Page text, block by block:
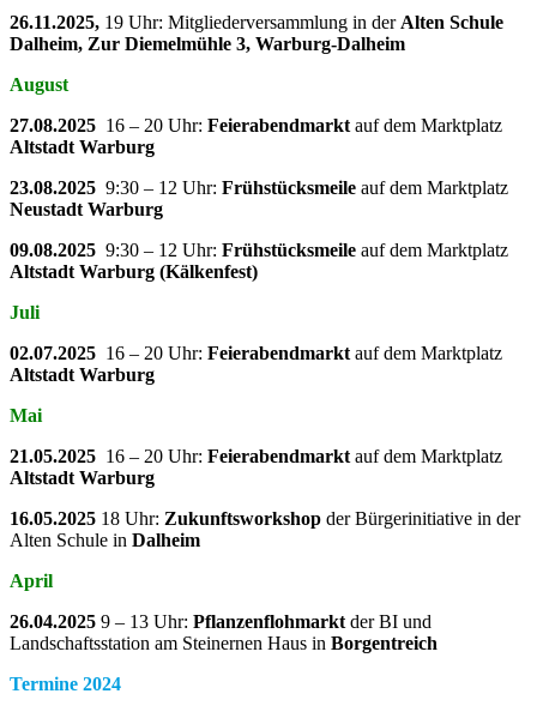
26.11.2025, 19 Uhr: Mitgliederversammlung in der Alten Schule
Dalheim, Zur Diemelmühle 3, Warburg-Dalheim
August
27.08.2025 16 – 20 Uhr: Feierabendmarkt auf dem Marktplatz
Altstadt Warburg
23.08.2025 9:30 – 12 Uhr: Frühstücksmeile auf dem Marktplatz
Neustadt Warburg
09.08.2025 9:30 – 12 Uhr: Frühstücksmeile auf dem Marktplatz
Altstadt Warburg (Kälkenfest)
Juli
02.07.2025 16 – 20 Uhr: Feierabendmarkt auf dem Marktplatz
Altstadt Warburg
Mai
21.05.2025 16 – 20 Uhr: Feierabendmarkt auf dem Marktplatz
Altstadt Warburg
16.05.2025 18 Uhr: Zukunftsworkshop der Bürgerinitiative in der
Alten Schule in Dalheim
April
26.04.2025 9 – 13 Uhr: Pflanzenflohmarkt der BI und
Landschaftsstation am Steinernen Haus in Borgentreich
Termine 2024